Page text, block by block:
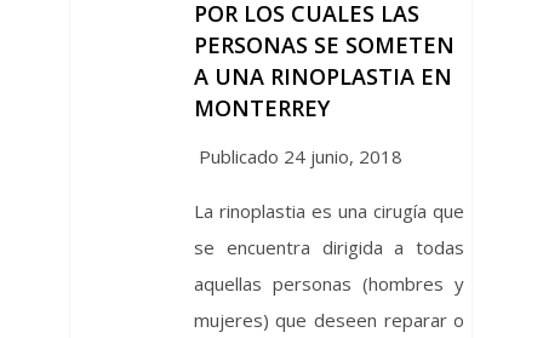
POR LOS CUALES LAS
PERSONAS SE SOMETEN
A UNA RINOPLASTIA EN
MONTERREY
Publicado 24 junio, 2018
La rinoplastia es una cirugía que
se encuentra dirigida a todas
aquellas personas (hombres y
mujeres) que deseen reparar o